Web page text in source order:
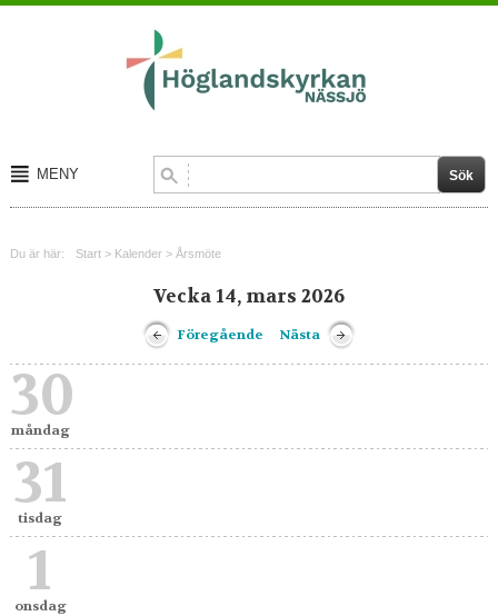
MENY
Kontakt
Du är här: Start> Kalender> Årsmöte
Vecka 14, mars 2026
Föregående Nästa
30
måndag
31
tisdag
1
onsdag